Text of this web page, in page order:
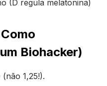
(D regula melatonina)
Biohacker)
(não 1,25!).